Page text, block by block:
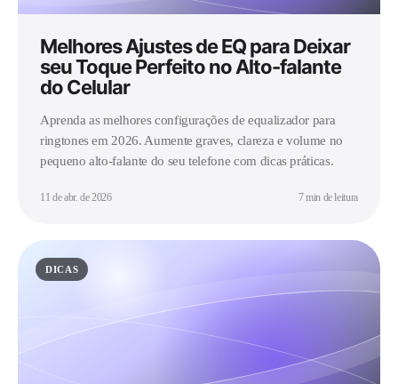
Melhores Ajustes de EQ para Deixar
seu Toque Perfeito no Alto-falante
do Celular
Aprenda as melhores configurações de equalizador para
ringtones em 2026. Aumente graves, clareza e volume no
pequeno alto-falante do seu telefone com dicas práticas.
11 de abr. de 2026 7 min de leitura
DICAS